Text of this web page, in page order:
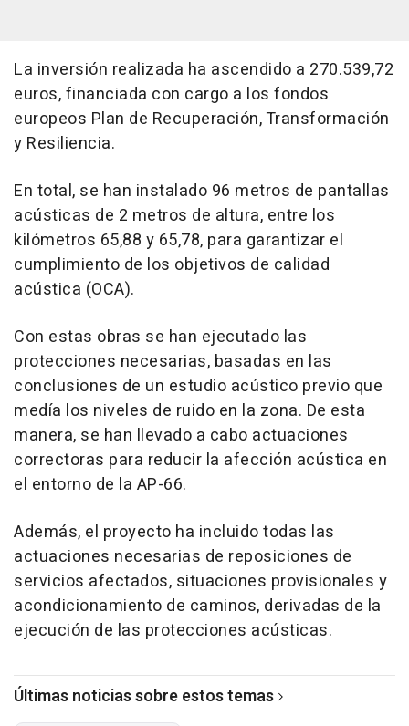
La inversión realizada ha ascendido a 270.539,72
euros, financiada con cargo a los fondos
europeos Plan de Recuperación, Transformación
y Resiliencia.
En total, se han instalado 96 metros de pantallas
acústicas de 2 metros de altura, entre los
kilómetros 65,88 y 65,78, para garantizar el
cumplimiento de los objetivos de calidad
acústica (OCA).
Con estas obras se han ejecutado las
protecciones necesarias, basadas en las
conclusiones de un estudio acústico previo que
medía los niveles de ruido en la zona. De esta
manera, se han llevado a cabo actuaciones
correctoras para reducir la afección acústica en
el entorno de la AP-66.
Además, el proyecto ha incluido todas las
actuaciones necesarias de reposiciones de
servicios afectados, situaciones provisionales y
acondicionamiento de caminos, derivadas de la
ejecución de las protecciones acústicas.
Últimas noticias sobre estos temas